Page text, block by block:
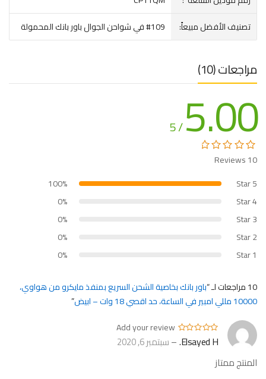
تصنيف الأفضل مبيعاً:
#109 في شواحن الجوال باور بانك المحمولة
مراجعات (10)
5.00
/ 5
10 Reviews
5 Star
100%
4 Star
0%
3 Star
0%
2 Star
0%
1 Star
0%
10 مراجعات لـ
باور بانك بخاصية الشحن السريع بمنفذ مايكرو من هواوي،
10000 مللي امبير في الساعة، حد اقصي 18 وات – ابيض
Add your review
Elsayed H.
–سبتمبر 6, 2020
المنتج ممتاز